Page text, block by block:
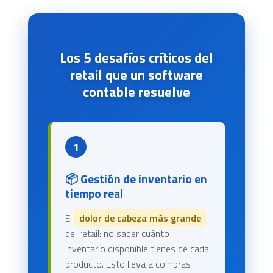
Los 5 desafíos críticos del
retail que un software
contable resuelve
1
📦 Gestión de inventario en
tiempo real
El dolor de cabeza más grande
del retail: no saber cuánto
inventario disponible tienes de cada
producto. Esto lleva a compras